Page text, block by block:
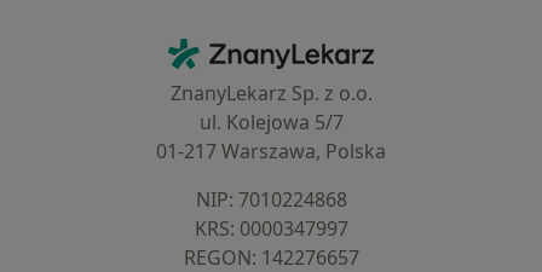
ZnanyLekarz - Strona główna
ZnanyLekarz Sp. z o.o.
ul. Kolejowa 5/7
01-217 Warszawa, Polska
NIP: ⁠7010224868
KRS: ⁠0000347997
REGON: ⁠142276657